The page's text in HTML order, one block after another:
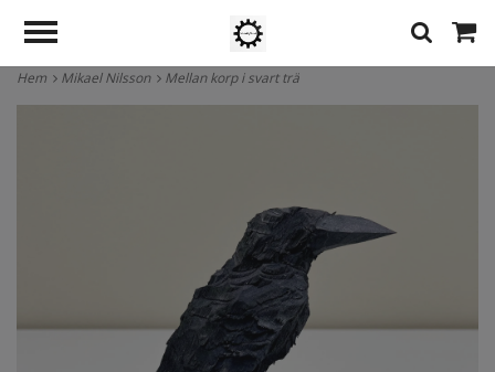
Hem Mikael Nilsson Mellan korp i svart trä